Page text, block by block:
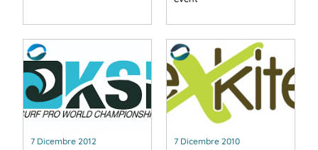
7 Dicembre 2012 7 Dicembre 2010